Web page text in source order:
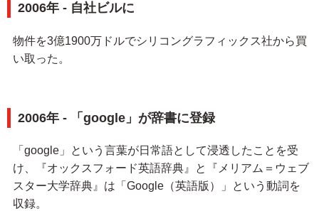
2006年 - 自社ビルに
物件を3億1900万ドルでシリコングラフィックス社から買
い取った。
2006年 - 「google」が辞書に登録
「google」という言葉が日常語として浸透したことを受
け、『オックスフォード英語辞典』と『メリアム＝ウェブ
スター大学辞典』は「Google（英語版）」という動詞を
収録。